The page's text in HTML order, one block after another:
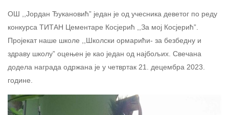
ОШ ,,Јордан Ђукановић” један је од учесника деветог по реду
конкурса ТИТАН Цементаре Косјерић ,,За мој Косјерић”.
Пројекат наше школе ,,Школски ормарићи- за безбедну и
здраву школу” оцењен је као један од најбољих. Свечана
додела награда одржана је у четвртак 21. децембра 2023.
године.